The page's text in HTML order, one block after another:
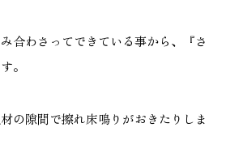
合わさってできている事から、『さ
。
の隙間で擦れ床鳴りがおきたりしま